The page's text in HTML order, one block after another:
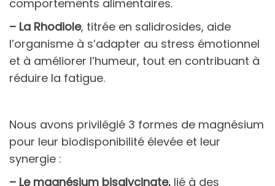
comportements alimentaires.
– La Rhodiole, titrée en salidrosides, aide
l’organisme à s’adapter au stress émotionnel
et à améliorer l’humeur, tout en contribuant à
réduire la fatigue.
Nous avons privilégié 3 formes de magnésium
pour leur biodisponibilité élevée et leur
synergie :
– Le magnésium bisglycinate, lié à des